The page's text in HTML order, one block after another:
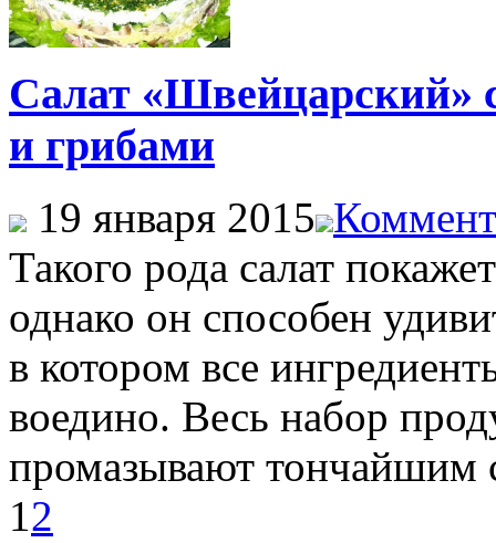
Салат «Швейцарский»
и грибами
19 января 2015
Такого рода салат
однако он способен
в котором все
воедино. Весь набор
промазывают тончайшим
12